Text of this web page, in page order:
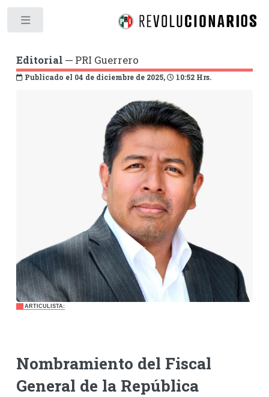
Editorial ─ PRI Guerrero
Publicado el 04 de diciembre de 2025, 10:52 Hrs.
Nombramiento del Fiscal
General de la República
ARTICULISTA: